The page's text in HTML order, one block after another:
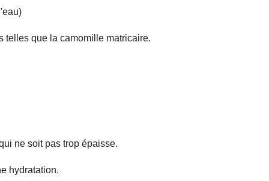
telles que la camomille matricaire.
ne soit pas trop épaisse.
hydratation.